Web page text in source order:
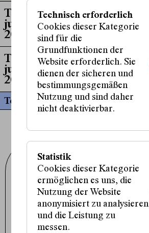
Texte. Preis für
junge Literatur
2025
Texte. Preis für
junge Literatur
2024
Termine
Schauspielhaus Wien GmbH
Porzellangasse 19
1090 Wien
+43 1 317 01 01
office@schauspielhaus.at
Impressum / Datenschutz
Presse / Downloads
Cookie-Einstellungen
Technisch erforderlich
Cookies dieser Kategorie
sind für die
Grundfunktionen der
Website erforderlich. Sie
dienen der sicheren und
bestimmungsgemäßen
Nutzung und sind daher
nicht deaktivierbar.
Statistik
Cookies dieser Kategorie
ermöglichen es uns, die
Nutzung der Website
anonymisiert zu analysieren
und die Leistung zu
messen.